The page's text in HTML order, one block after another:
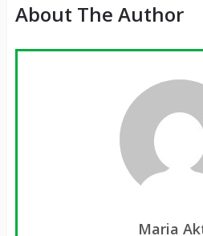
About The Author
Maria